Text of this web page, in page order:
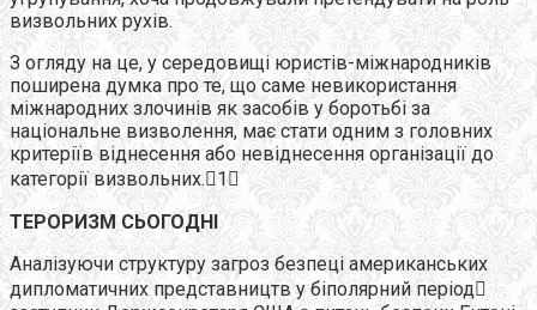
визвольних рухів.
З огляду на це, у середовищі юристів-міжнародників
поширена думка про те, що саме невикористання
міжнародних злочинів як засобів у боротьбі за
національне визволення, має стати одним з головних
критеріїв віднесення або невіднесення організації до
категорії визвольних.1
ТЕРОРИЗМ СЬОГОДНІ
Аналізуючи структуру загроз безпеці американських
дипломатичних представництв у біполярний період